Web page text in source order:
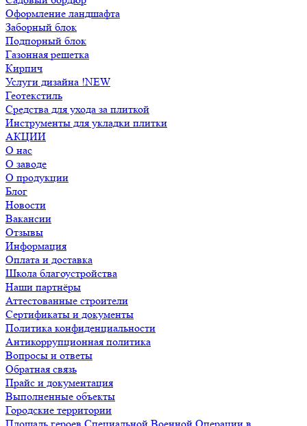
Оформление ландшафта
Заборный блок
Подпорный блок
Газонная решетка
Кирпич
Услуги дизайна !NEW
Геотекстиль
Средства для ухода за плиткой
Инструменты для укладки плитки
АКЦИИ
О нас
О заводе
О продукции
Блог
Новости
Вакансии
Отзывы
Информация
Оплата и доставка
Школа благоустройства
Наши партнёры
Аттестованные строители
Сертификаты и документы
Политика конфиденциальности
Антикоррупционная политика
Вопросы и ответы
Обратная связь
Прайс и документация
Выполненные объекты
Городские территории